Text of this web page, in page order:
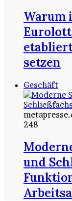
Warum
setzen
Geschäft
248
und